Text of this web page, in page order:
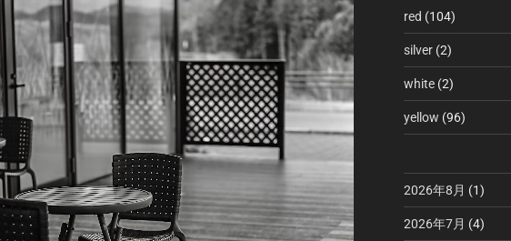
red (104)
silver(2)
white(2)
yellow (96)
2026年8月 (1)
2026年7月 (4)